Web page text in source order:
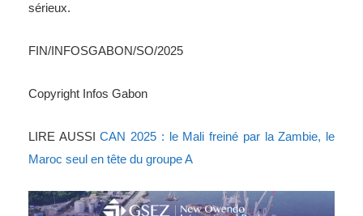
sérieux.
FIN/INFOSGABON/SO/2025
Copyright Infos Gabon
LIRE AUSSICAN 2025 : le Mali freiné par la Zambie, le
Maroc seul en tête du groupe A